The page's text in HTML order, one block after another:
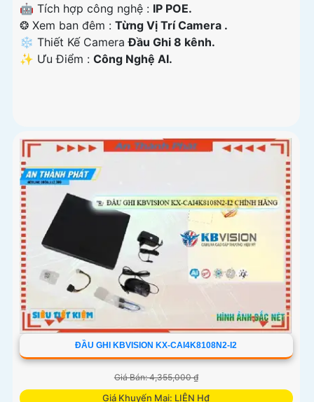
🤖️ Tích hợp công nghệ : IP POE.
❂ Xem ban đêm : Từng Vị Trí Camera .
❄ Thiết Kế CameraĐầu Ghi 8 kênh.
️✨ Ưu Điểm : Công Nghệ AI.
ĐẦU GHI KBVISION KX-CAI4K8108N2-I2
Giá Bán: 4,355,000 ₫
Giá Khuyến Mại: LIÊN H₫